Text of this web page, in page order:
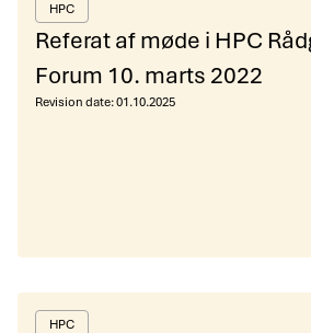
HPC
Referat af møde i HPC
Forum 10. marts 2022
Revision date:01.10.2025
HPC